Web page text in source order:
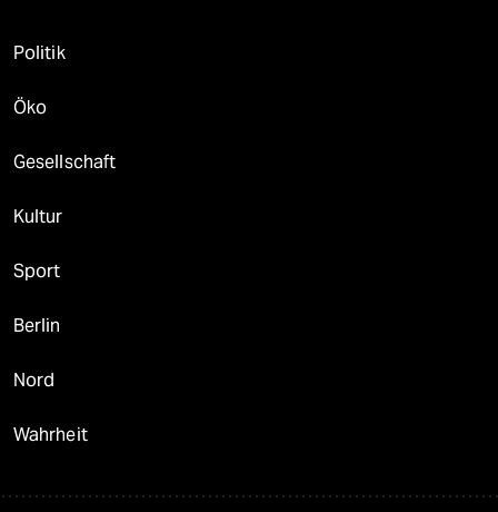
Politik
Öko
Gesellschaft
Kultur
Sport
Berlin
Nord
Wahrheit